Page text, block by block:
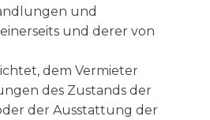
und
und derer von
dem Vermieter
des Zustands der
der Ausstattung der